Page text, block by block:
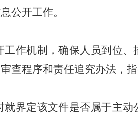
公开工作。
作机制，确保人员到位
查程序和责任追究办法，
界定该文件是否属于主